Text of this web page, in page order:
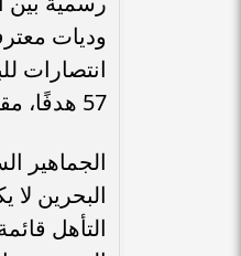
57 هدفًا، مقابل 32 هدفًا للمنتخب البحريني.
الجماهير
البحرين
التأهل